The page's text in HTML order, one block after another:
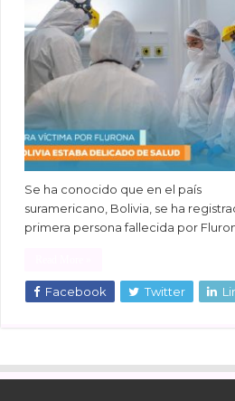
Se ha conocido que en el país
suramericano, Bolivia, se ha
primera persona fallecida por
Facebook Twitter